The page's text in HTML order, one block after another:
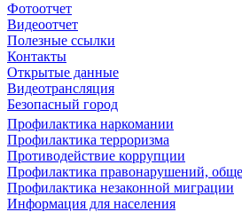
Фотоотчет
Видеоотчет
Полезные ссылки
Контакты
Открытые данные
Видеотрансляция
Безопасный город
Профилактика наркомании
Профилактика терроризма
Противодействие коррупции
Профилактика правонарушений,
Профилактика незаконной миграции
Информация для населения